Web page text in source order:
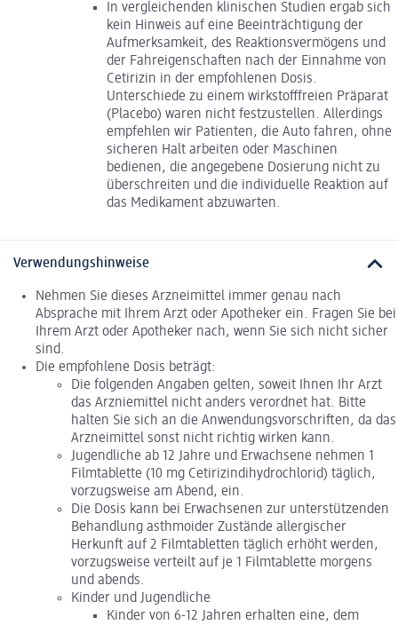
In vergleichenden klinischen Studien ergab sich
kein Hinweis auf eine Beeinträchtigung der
Aufmerksamkeit, des Reaktionsvermögens und
der Fahreigenschaften nach der Einnahme von
Cetirizin in der empfohlenen Dosis.
Unterschiede zu einem wirkstofffreien Präparat
(Placebo) waren nicht festzustellen. Allerdings
empfehlen wir Patienten, die Auto fahren, ohne
sicheren Halt arbeiten oder Maschinen
bedienen, die angegebene Dosierung nicht zu
überschreiten und die individuelle Reaktion auf
das Medikament abzuwarten.
Verwendungshinweise
Nehmen Sie dieses Arzneimittel immer genau nach
Absprache mit Ihrem Arzt oder Apotheker ein. Fragen Sie bei
Ihrem Arzt oder Apotheker nach, wenn Sie sich nicht sicher
sind.
Die empfohlene Dosis beträgt:
Die folgenden Angaben gelten, soweit Ihnen Ihr Arzt
das Arzniemittel nicht anders verordnet hat. Bitte
halten Sie sich an die Anwendungsvorschriften, da das
Arzneimittel sonst nicht richtig wirken kann.
Jugendliche ab 12 Jahre und Erwachsene nehmen 1
Filmtablette (10 mg Cetirizindihydrochlorid) täglich,
vorzugsweise am Abend, ein.
Die Dosis kann bei Erwachsenen zur unterstützenden
Behandlung asthmoider Zustände allergischer
Herkunft auf 2 Filmtabletten täglich erhöht werden,
vorzugsweise verteilt auf je 1 Filmtablette morgens
und abends.
Kinder und Jugendliche
Kinder von 6-12 Jahren erhalten eine, dem